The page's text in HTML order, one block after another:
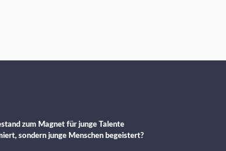
zum Magnet für junge Talente
sondern junge Menschen begeistert?